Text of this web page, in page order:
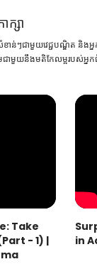
ក្សា
ខាន់ៗជាមួយវេជ្ជបណ្ឌិត និង
ាមួយនឹងមតិកែលម្អរបស់អ្នក
Take
- 1) |
in